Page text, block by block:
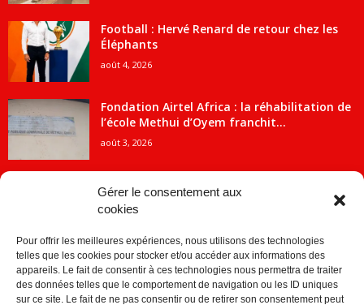
Gérer le consentement aux
cookies
Pour offrir les meilleures expériences, nous utilisons des technologies
telles que les cookies pour stocker et/ou accéder aux informations des
appareils. Le fait de consentir à ces technologies nous permettra de traiter
des données telles que le comportement de navigation ou les ID uniques
sur ce site. Le fait de ne pas consentir ou de retirer son consentement peut
Football : Hervé Renard de retour chez les
Éléphants
août 4, 2026
Fondation Airtel Africa : la réhabilitation de
l’école Methui d’Oyem franchit...
août 3, 2026
ACTUALITES
Economie 2091
1840